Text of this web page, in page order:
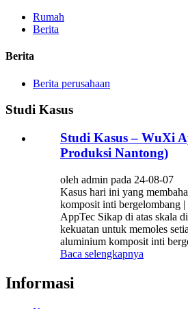
Rumah
Berita
Berita
Berita perusahaan
Studi Kasus
Studi Kasus – WuXi
Produksi Nantong)
oleh admin pada 24-08-07
Kasus hari ini yang
komposit inti bergelombang
AppTec Sikap di atas skala
kekuatan untuk memoles
aluminium komposit inti
Baca selengkapnya
Informasi